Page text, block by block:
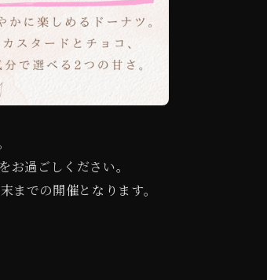
お過ごしください。
までの開催となります。